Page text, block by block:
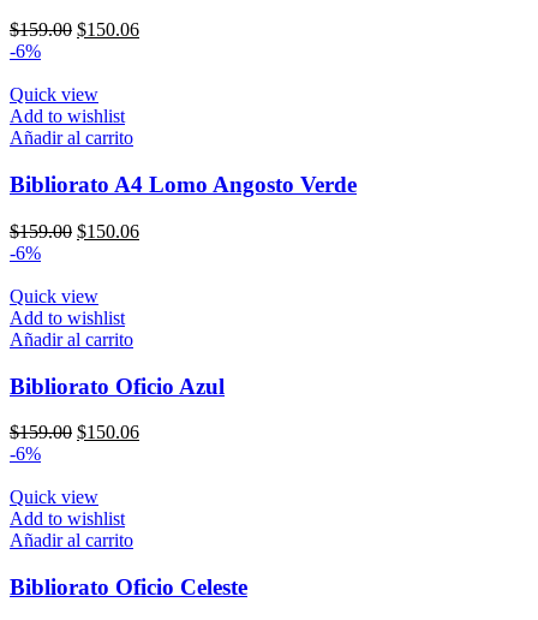
$159.00 El
era:
$159.00.
$150.06El
-6%
Quick view
Add to wishlist
Añadir al carrito
Bibliorato A4 Lomo Angosto Verde
$159.00 El
era:
$159.00.
$150.06El
-6%
Quick view
Add to wishlist
Añadir al carrito
Bibliorato Oficio Azul
$159.00 El
era:
$159.00.
$150.06El
-6%
Quick view
Add to wishlist
Añadir al carrito
Bibliorato Oficio Celeste